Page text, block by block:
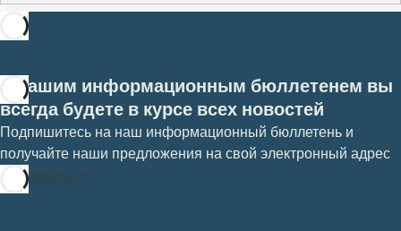
С нашим информационным бюллетенем вы
всегда будете в курсе всех новостей
Подпишитесь на наш информационный бюллетень и
получайте наши предложения на свой электронный адрес
Подписаться